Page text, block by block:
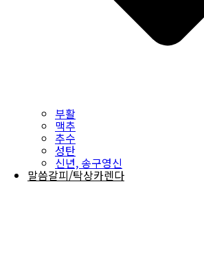
부활
맥추
추수
성탄
신년, 송구영신
말씀갈피/탁상카렌다